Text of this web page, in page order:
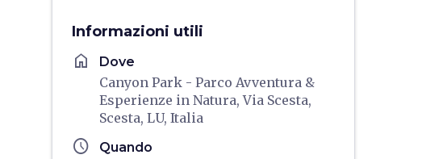
Informazioni utili
home Dove
Canyon Park - Parco Avventura &
Esperienze in Natura, Via Scesta,
Scesta, LU, Italia
schedule Quando